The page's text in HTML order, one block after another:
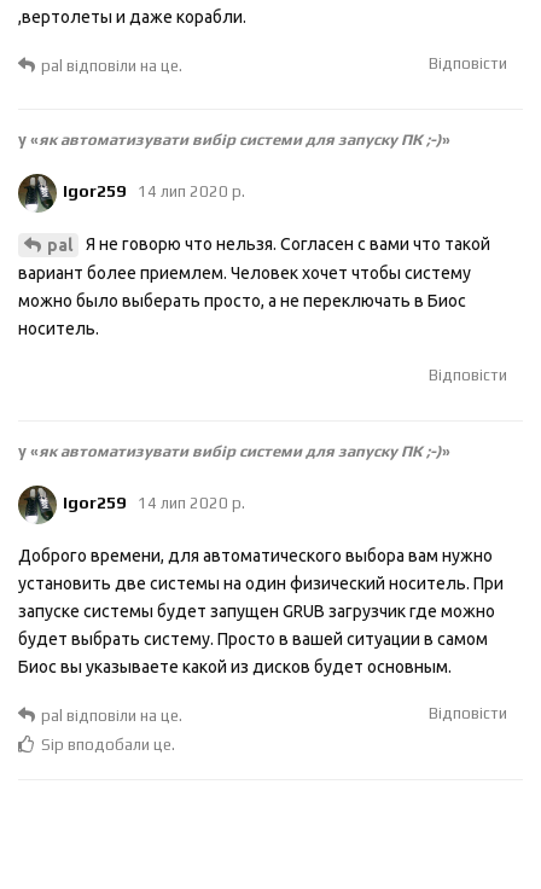
,вертолеты и даже корабли.
Відповісти
pal відповіли на це.
у «як автоматизувати вибір системи для запуску ПК ;-)»
Igor259 14 лип 2020 р.
pal
Я не говорю что нельзя. Согласен с вами что такой
вариант более приемлем. Человек хочет чтобы систему
можно было выберать просто, а не переключать в Биос
носитель.
Відповісти
у «як автоматизувати вибір системи для запуску ПК ;-)»
Igor259 14 лип 2020 р.
Доброго времени, для автоматического выбора вам нужно
установить две системы на один физический носитель. При
запуске системы будет запущен GRUB загрузчик где можно
будет выбрать систему. Просто в вашей ситуации в самом
Биос вы указываете какой из дисков будет основным.
Відповісти
pal відповіли на це.
Sip вподобали це.